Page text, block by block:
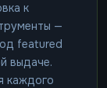
к
—
featured
выдаче.
каждого